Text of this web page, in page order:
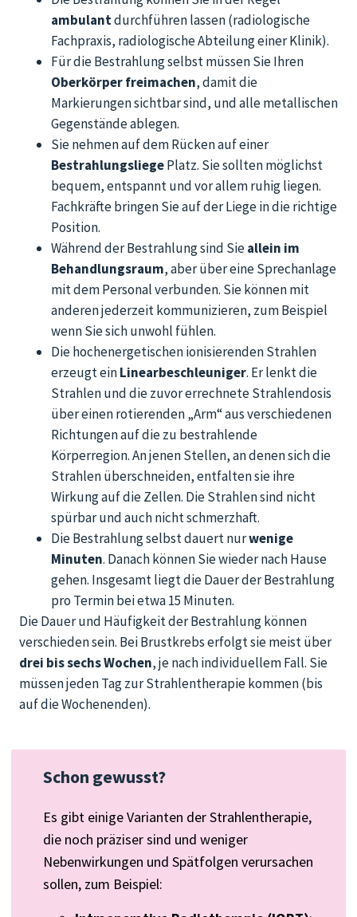
ambulantdurchführen lassen (radiologische
Fachpraxis, radiologische Abteilung einer Klinik).
Für die Bestrahlung selbst müssen Sie Ihren
Oberkörperfreimachen, damit die
Markierungen sichtbar sind, und alle metallischen
Gegenstände ablegen.
Sie nehmen auf dem Rücken auf einer
BestrahlungsliegePlatz. Sie sollten möglichst
bequem, entspannt und vor allem ruhig liegen.
Fachkräfte bringen Sie auf der Liege in die richtige
Position.
Während der Bestrahlung sind Sieallein im
Behandlungsraum, aber über eine Sprechanlage
mit dem Personal verbunden. Sie können mit
anderen jederzeit kommunizieren, zum Beispiel
wenn Sie sich unwohl fühlen.
Die hochenergetischen ionisierenden Strahlen
erzeugt einLinearbeschleuniger. Er lenkt die
Strahlen und die zuvor errechnete Strahlendosis
über einen rotierenden „Arm“ aus verschiedenen
Richtungen auf die zu bestrahlende
Körperregion. An jenen Stellen, an denen sich die
Strahlen überschneiden, entfalten sie ihre
Wirkung auf die Zellen. Die Strahlen sind nicht
spürbar und auch nicht schmerzhaft.
Die Bestrahlung selbst dauert nurwenige
Minuten. Danach können Sie wieder nach Hause
gehen. Insgesamt liegt die Dauer der Bestrahlung
pro Termin bei etwa 15 Minuten.
Die Dauer und Häufigkeit der Bestrahlung können
verschieden sein. BeiBrustkrebs erfolgt siemeist über
drei bis sechs Wochen, je nach individuellem Fall. Sie
müssen jeden Tag zur Strahlentherapie kommen (bis
auf die Wochenenden).
Schon gewusst?
Es gibt einige Varianten der Strahlentherapie,
die noch präziser sind und weniger
Nebenwirkungen und Spätfolgen verursachen
sollen, zum Beispiel: